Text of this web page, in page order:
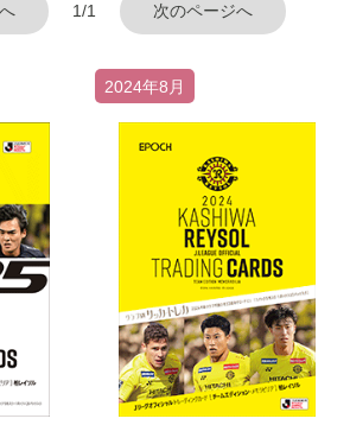
1/1 次のページへ
2024年8月